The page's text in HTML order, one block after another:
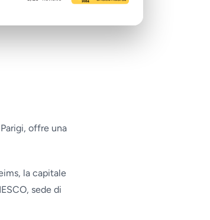
offre una
la capitale
sede di